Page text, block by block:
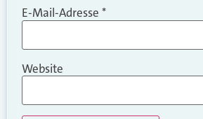
E-Mail-Adresse *
Website